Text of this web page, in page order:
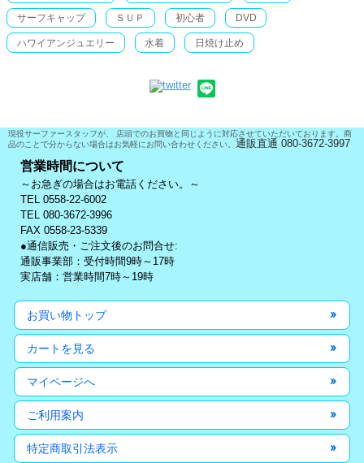
サーフキャップ ＳＵＰ 初心者 DVD
ハワイアンジュエリー 水着 日焼け止め
現役サーファースタッフが、 店頭でのお買物と同じように対応させていただいております。商
品のことで分からない場合はお気軽にお問い合わせください。 通販直通 080-3672-3997
営業時間について
～お急ぎの場合はお電話ください。～
TEL 0558-22-6002
TEL 080-3672-3996
FAX 0558-23-5339
●通信販売・ご注文後のお問合せ:
通販事業部：受付時間9時～17時
実店舗：営業時間7時～19時
お買い物トップ
カートを見る
マイページへ
ご利用案内
特定商取引法表示